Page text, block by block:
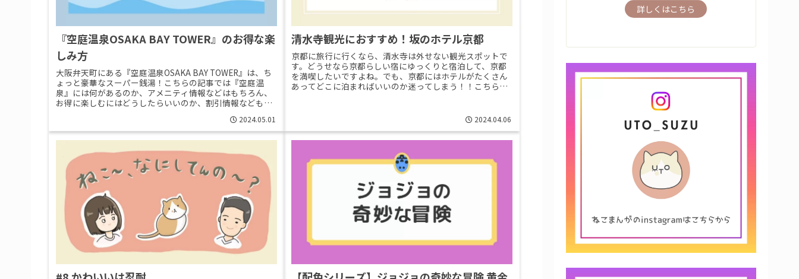
『空庭温泉OSAKA BAY TOWER』のお得な楽
しみ方
大阪弁天町にある『空庭温泉OSAKA BAY TOWER』は、ち
ょっと豪華なスーパー銭湯！こちらの記事では『空庭温
泉』には何があるのか、アメニティ情報などはもちろん、
お得に楽しむにはどうしたらいいのか、割引情報なども含
2024.05.01
清水寺観光におすすめ！坂のホテル京都
京都に旅行に行くなら、清水寺は外せない観光スポットで
す。どうせなら京都らしい宿にゆっくりと宿泊して、京都
を満喫したいですよね。でも、京都にはホテルがたくさん
あってどこに泊まればいいのか迷ってしまう！！こちらの
2024.04.06
詳しくはこちら